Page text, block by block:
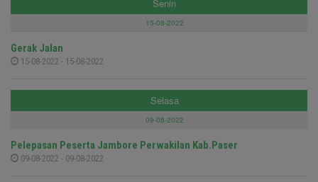
Senin
15-08-2022
Gerak Jalan
15-08-2022 - 15-08-2022
Selasa
09-08-2022
Pelepasan Peserta Jambore Perwakilan Kab.Paser
09-08-2022 - 09-08-2022